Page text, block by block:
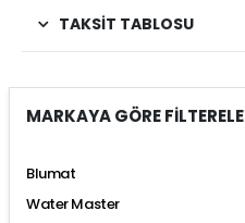
TAKSIT TABLOSU
MARKAYA GÖRE FİLTERELE
Blumat
Water Master